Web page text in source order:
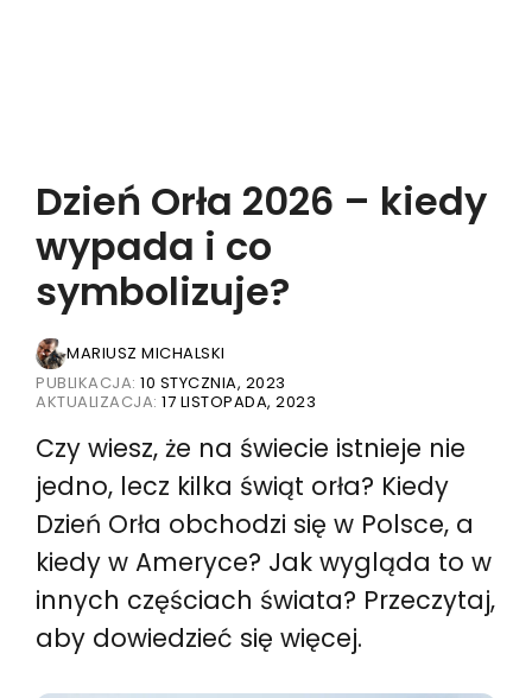
Dzień Orła 2026 – kiedy
wypada i co
symbolizuje?
MARIUSZ MICHALSKI
PUBLIKACJA: 10 STYCZNIA, 2023
AKTUALIZACJA: 17 LISTOPADA, 2023
Czy wiesz, że na świecie istnieje nie
jedno, lecz kilka świąt orła? Kiedy
Dzień Orła obchodzi się w Polsce, a
kiedy w Ameryce? Jak wygląda to w
innych częściach świata? Przeczytaj,
aby dowiedzieć się więcej.